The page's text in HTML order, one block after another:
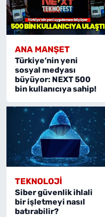
ANA MANŞET
Türkiye’nin yeni
sosyal medyası
büyüyor: NEXT 500
bin kullanıcıya sahip!
TEKNOLOJI
Siber güvenlik ihlali
bir işletmeyi nasıl
batırabilir?